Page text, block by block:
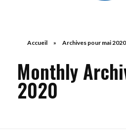
Accueil » Archives pour mai 2020
Monthly
2020